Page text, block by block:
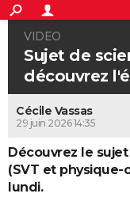
ACTUALITÉS
Politique
Faits Divers
Education
Monde
SPORT
Coupe du monde 2026
Football
Tennis
Cyclisme
Rugby
Forum
CULTURE
Programme TV
TNTStreaming
Cinéma
Sorties cinéma
Musique
+FINANCE
AUTO
Essais
Réserver un essai
Citadines
Berlines
SUV
Forum auto
+
HIGH-TECH
VIDEO
Sujet de
découvrez
Cécile Vassas
29 juin 2026 14:35
Découvrez le
(SVT et physique-
lundi.